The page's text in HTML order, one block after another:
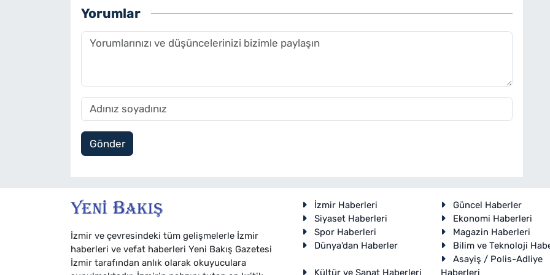
Yorumlar
Gönder
İzmir ve çevresindeki tüm gelişmelerle İzmir
haberleri ve vefat haberleri Yeni Bakış Gazetesi
İzmir tarafından anlık olarak okuyuculara
İzmir Haberleri
Güncel Haberler
Siyaset Haberleri
Ekonomi Haberleri
Spor Haberleri
Magazin Haberleri
Dünya'dan Haberler
Bilim ve Teknoloji
Kültür ve Sanat Haberleri
Asayiş / Polis-Adliye
Haberleri